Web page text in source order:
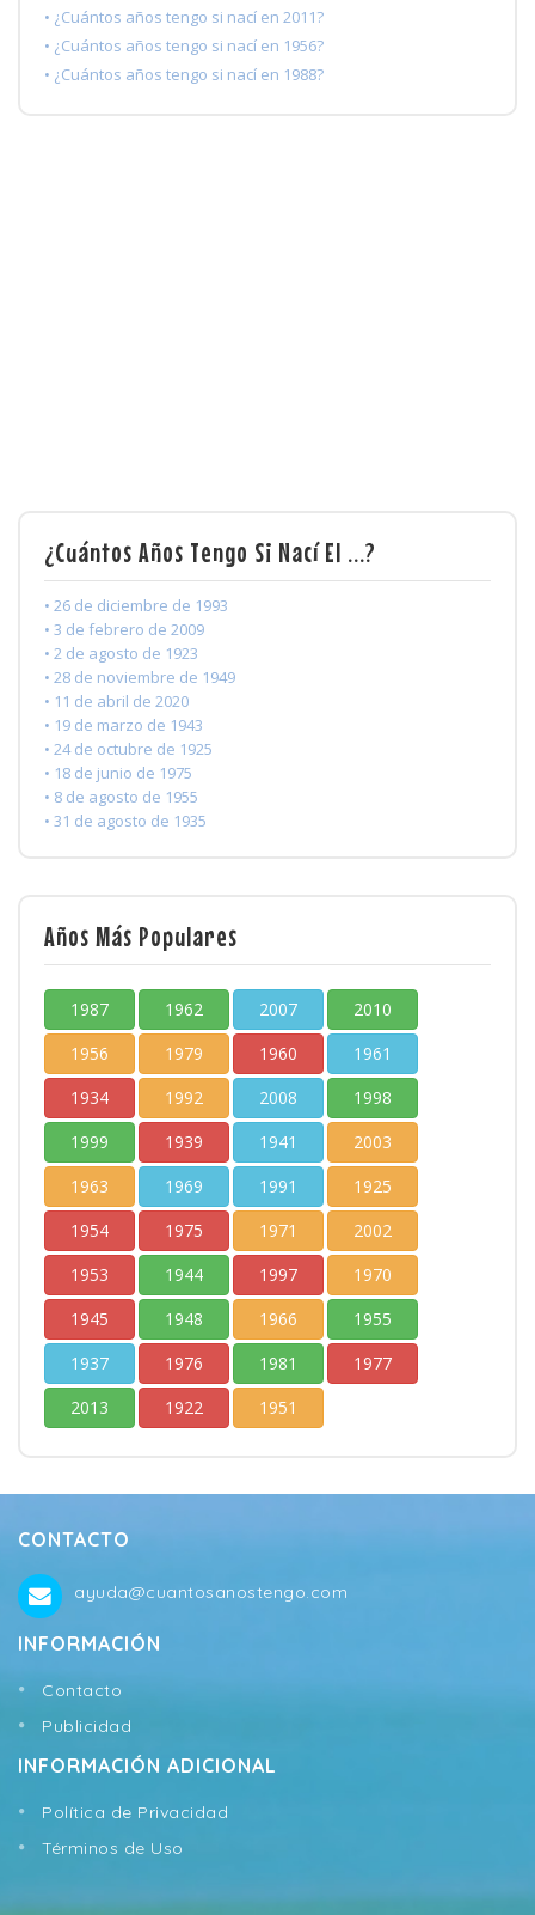
• ¿Cuántos años tengo si nací en 2011?
• ¿Cuántos años tengo si nací en 1956?
• ¿Cuántos años tengo si nací en 1988?
¿Cuántos Años Tengo Si Nací El ...?
• 26 de diciembre de 1993
• 3 de febrero de 2009
• 2 de agosto de 1923
• 28 de noviembre de 1949
• 11 de abril de 2020
• 19 de marzo de 1943
• 24 de octubre de 1925
• 18 de junio de 1975
• 8 de agosto de 1955
• 31 de agosto de 1935
Años Más Populares
1987 1962 2007
2010
1956
1979 1960
1961
1934
1992 2008
1998
1999
1939 1941
2003
1963
1969 1991
1925
1954
1975 1971
2002
1953
1944 1997
1970
1945
1948 1966
1955
1937
1976 1981
1977
2013
1922 1951
CONTACTO
ayuda@cuantosanostengo.com
INFORMACIÓN
Contacto
Publicidad
INFORMACIÓN ADICIONAL
Política de Privacidad
Términos de Uso